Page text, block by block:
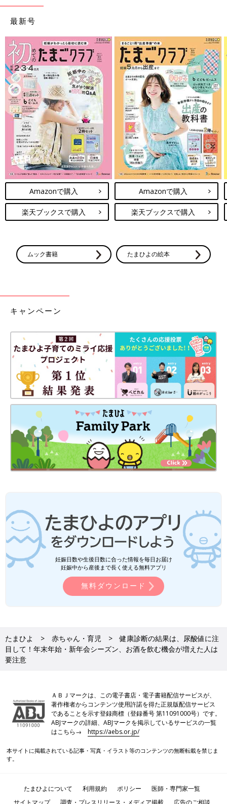
尿酸値が高い方には、尿酸を体外へ排出する作用があるビタミン
Cが豊富な食材がおすすめです。（※8）アセロラやケール、番
茶・煎茶、ピーマン、キャベツなどに多く含まれています。
ただし、ビタミンCは水に溶けやすく熱に弱いため、調理法に注
意が必要です。生のまま食べる、煮出したスープごと食べるな
ど、ビタミンCを効率よく摂れるように食べ方を工夫しましょ
ださいね。
尿酸値が高いと、高尿酸血症や痛風の原因となります。痛風を発
症してしまうと、日常生活に支障が出るほどの痛みを伴うため、
早めの対処が重要です。尿酸のもととなるプリン体を多く含む食
事や、アルコールの摂取量に気をつけましょう。内臓脂肪の増加
これからの年末年始、新年会シーズン、飲み会で尿酸値が高くな
りやすい食生活が続くかもしれません。食べ過ぎ飲み過ぎに注意
したり、ビタミンCを多く含む食事を意識したりすることで、か
らだを労わりながら楽しんでくださいね！
＜参考文献＞
※1 公益財団法人 痛風・尿酸財団 尿酸値の正常値は？
※2 厚生労働省eヘルスネット 高尿酸血症
※3 帝京大学薬学部物理化学講座 薬品分析学教室 食品中プリン体
※5 痛風と核酸代謝 第41巻 第2号「アルコールが尿酸代謝に悪い
理由」
※6 一般社団法人日本肥満症予防協会 6. 肥満と痛風・高尿酸血
※8 藏城雅文、山本徹也 血清尿酸値の低下作用が示唆される食
材および食材に含まれる物質の作用機序、Gout and Uric &
Nucleic Acids Vol.45 No.1 （2021）
最新号
Amazonで購入
楽天ブックスで購入
Amazonで購入
楽天ブックスで購入
ムック書籍 たまひよの絵本
キャンペーン
妊娠日数や生後日数に合った情報を毎日お届け
妊娠中から産後まで長く使える無料アプリ
無料ダウンロード
たまひよ 赤ちゃん・育児
健康診断の結果は、尿酸値に注
目して！年末年始・新年会シーズン、お酒を飲む機会が増えた人は
要注意
ＡＢＪマークは、この電子書店・電子書籍配信サービスが、
著作権者からコンテンツ使用許諾を得た正規版配信サービス
であることを示す登録商標（登録番号 第11091000号）です。
ABJマークの詳細、ABJマークを掲示しているサービスの一覧
はこちら→https://aebs.or.jp/
本サイトに掲載されている記事・写真・イラスト等のコンテンツの無断転載を禁じま
す。
たまひよについて 利用規約 ポリシー
医師・専門家一覧